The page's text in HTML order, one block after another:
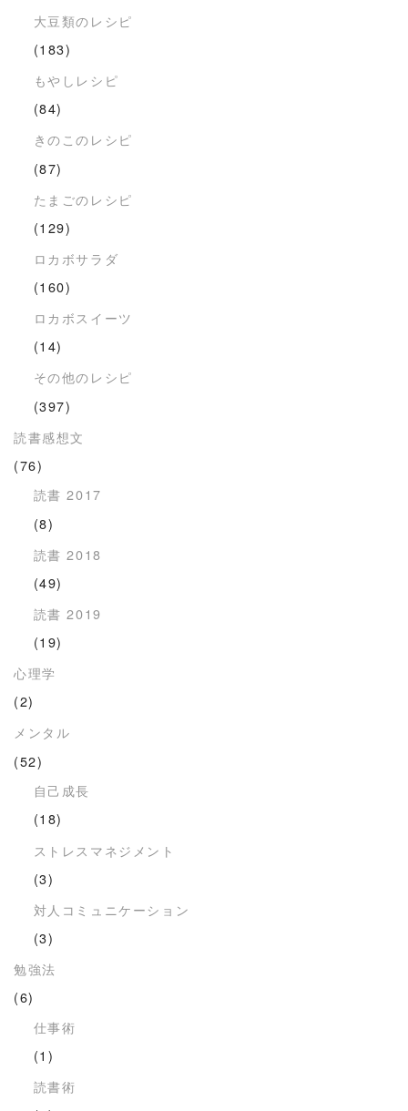
大豆類のレシピ
(183)
もやしレシピ
(84)
きのこのレシピ
(87)
たまごのレシピ
(129)
ロカボサラダ
(160)
ロカボスイーツ
(14)
その他のレシピ
(397)
読書感想文
(76)
読書 2017
(8)
読書 2018
(49)
読書 2019
(19)
心理学
(2)
メンタル
(52)
自己成長
(18)
ストレスマネジメント
(3)
対人コミュニケーション
(3)
勉強法
(6)
仕事術
(1)
読書術